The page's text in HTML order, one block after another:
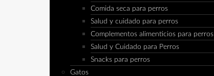
Comida seca para perros
Salud y cuidado para perros
Complementos alimenticios para perros
Salud y Cuidado para Perros
Snacks para perros
Gatos